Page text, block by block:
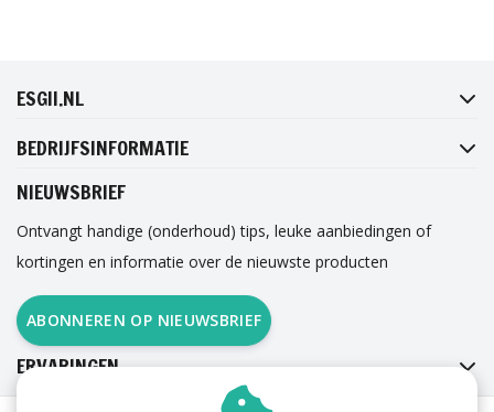
ESGII.NL
BEDRIJFSINFORMATIE
NIEUWSBRIEF
Ontvangt handige (onderhoud) tips, leuke aanbiedingen of
kortingen en informatie over de nieuwste producten
ABONNEREN OP NIEUWSBRIEF
ERVARINGEN